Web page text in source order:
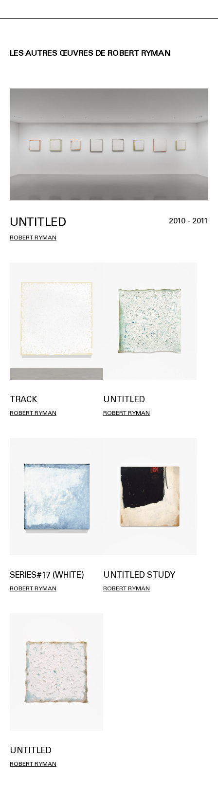
LES AUTRES ŒUVRES DE ROBERT RYMAN
UNTITLED 2010 - 2011
ROBERT RYMAN
TRACK
ROBERT RYMAN
UNTITLED
ROBERT RYMAN
SERIES#17 (WHITE)
ROBERT RYMAN
UNTITLED STUDY
ROBERT RYMAN
UNTITLED
ROBERT RYMAN